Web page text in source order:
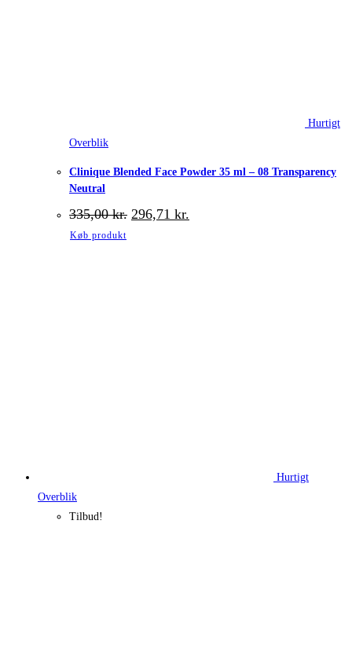
Hurtigt
Overblik
Clinique Blended Face Powder 35 ml – 08 Transparency
Neutral
335,00kr. Den
oprindelige
296,71 kr.
Køb produkt
Hurtigt
Overblik
Tilbud!